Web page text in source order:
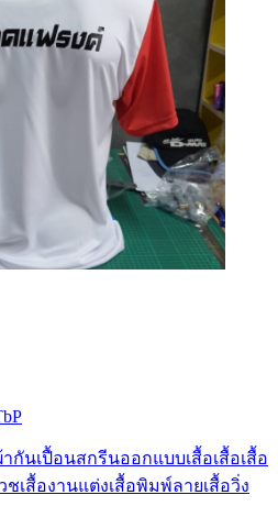
ากันเปื้อนสกรีนออกแบบเสื้อเสื้อเสื้อ
ชเสื้องานแต่งเสื้อพิมพ์ลายเสื้อวิ่ง